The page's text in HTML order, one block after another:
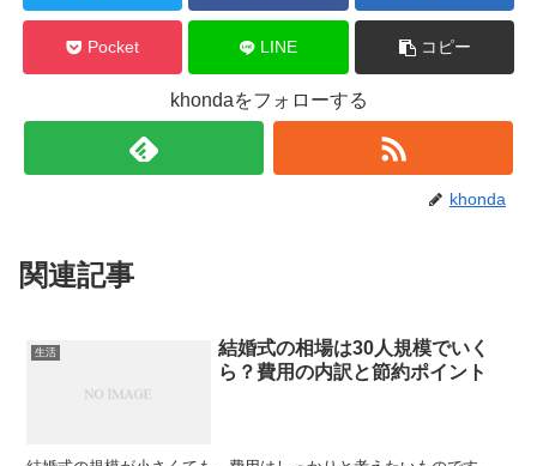
Pocket LINE コピー
khondaをフォローする
khonda
関連記事
生活
結婚式の相場は30人規模でいく
ら？費用の内訳と節約ポイント